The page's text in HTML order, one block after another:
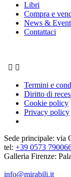
Libri
Compra e
News &
Contattaci
 
Termini e
Diritto di
Cookie policy
Privacy policy
Sede principale: via
tel: +39 0573
Galleria Firenze:
info@mirabili.it